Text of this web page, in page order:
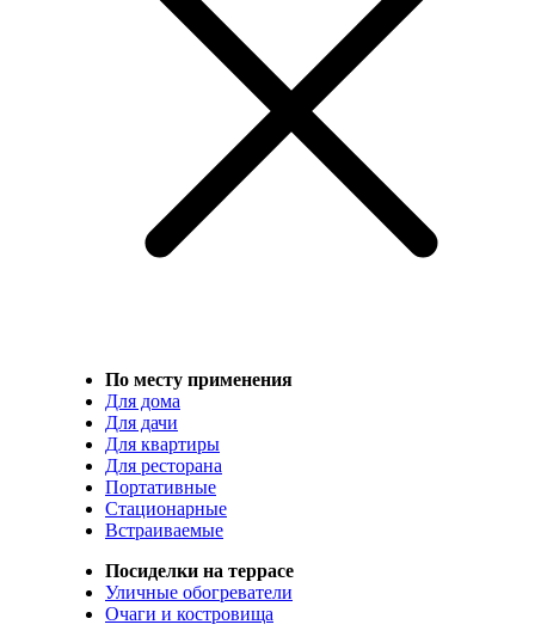
По месту применения
Для дома
Для дачи
Для квартиры
Для ресторана
Портативные
Стационарные
Встраиваемые
Посиделки на террасе
Уличные обогреватели
Очаги и костровища